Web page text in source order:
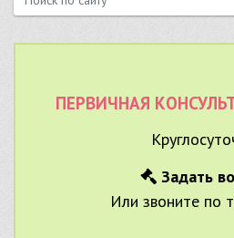
ПЕРВИЧНАЯ
Задать
Или звоните по